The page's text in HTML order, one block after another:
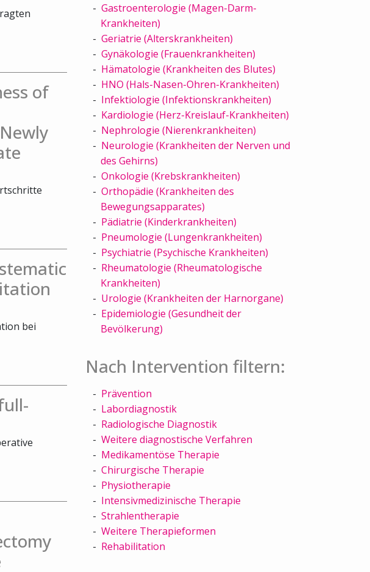
of
bei
Gastroenterologie (Magen-Darm-
Krankheiten)
Geriatrie (Alterskrankheiten)
Gynäkologie (Frauenkrankheiten)
Hämatologie (Krankheiten des Blutes)
HNO (Hals-Nasen-Ohren-Krankheiten)
Infektiologie (Infektionskrankheiten)
Kardiologie (Herz-Kreislauf-Krankheiten)
Nephrologie (Nierenkrankheiten)
Neurologie (Krankheiten der Nerven und
des Gehirns)
Onkologie (Krebskrankheiten)
Orthopädie (Krankheiten des
Bewegungsapparates)
Pädiatrie (Kinderkrankheiten)
Pneumologie (Lungenkrankheiten)
Psychiatrie (Psychische Krankheiten)
Rheumatologie (Rheumatologische
Krankheiten)
Urologie (Krankheiten der Harnorgane)
Epidemiologie (Gesundheit der
Bevölkerung)
Nach Intervention filtern:
Prävention
Labordiagnostik
Radiologische Diagnostik
Weitere diagnostische Verfahren
Medikamentöse Therapie
Chirurgische Therapie
Physiotherapie
Intensivmedizinische Therapie
Strahlentherapie
Weitere Therapieformen
Rehabilitation